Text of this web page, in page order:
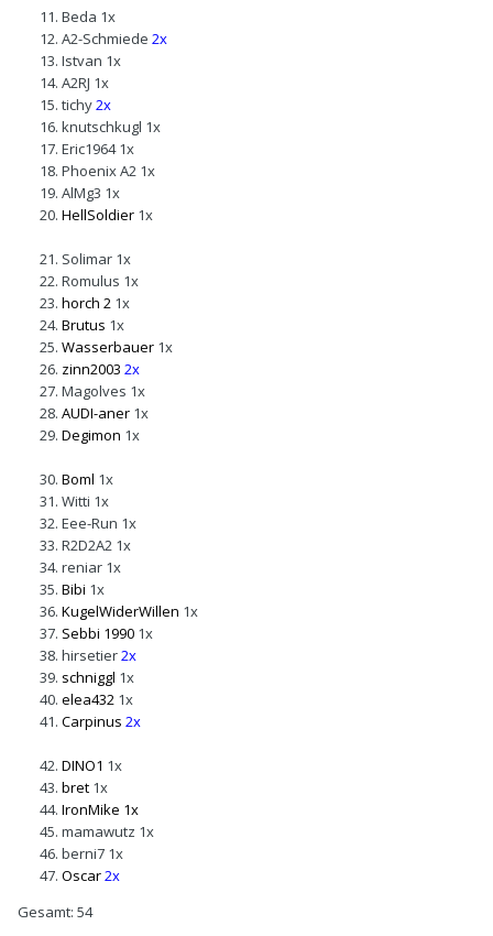
Beda 1x
A2-Schmiede 2x
Istvan 1x
A2RJ 1x
tichy2x
knutschkugl 1x
Eric19641x
Phoenix A2 1x
AlMg3 1x
HellSoldier 1x
Solimar 1x
Romulus 1x
horch 2 1x
Brutus 1x
Wasserbauer 1x
zinn2003 2x
Magolves 1x
AUDI-aner 1x
Degimon 1x
Boml 1x
Witti 1x
Eee-Run 1x
R2D2A2 1x
reniar 1x
Bibi 1x
KugelWiderWillen 1x
Sebbi 1990 1x
hirsetier2x
schniggl 1x
elea432 1x
Carpinus 2x
DINO1 1x
bret 1x
IronMike 1x
mamawutz 1x
berni7 1x
Oscar2x
Gesamt: 54